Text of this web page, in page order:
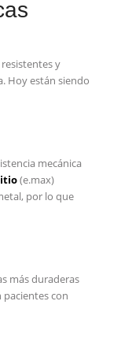
y
Hoy están siendo
mecánica
(e.max)
por lo que
más duraderas
pacientes con